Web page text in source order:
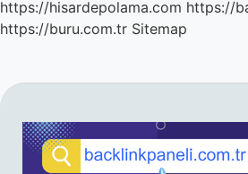
https://hisardepolama.com https://
https://buru.com.tr Sitemap
SIDEBAR